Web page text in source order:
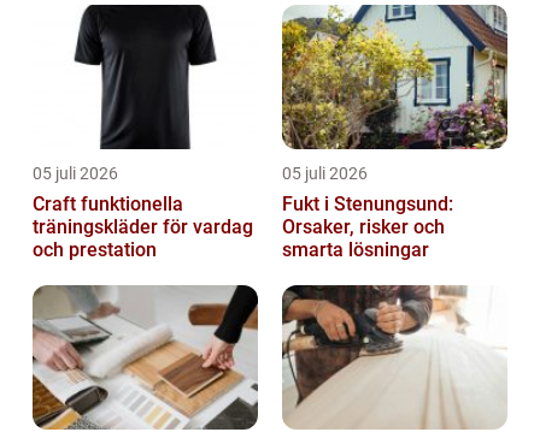
05 juli 2026
Craft funktionella
träningskläder för vardag
och prestation
05 juli 2026
Fukt i Stenungsund:
Orsaker, risker och
smarta lösningar